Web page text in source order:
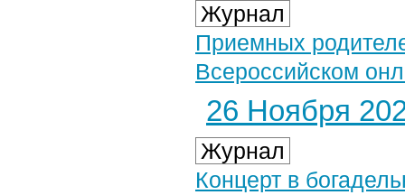
Журнал
Приемных
Всероссийском
26 Ноября
Журнал
Концерт в